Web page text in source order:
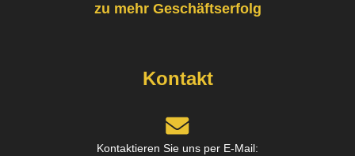
zu mehr Geschäftserfolg
Kontakt
Kontaktieren Sie uns per E-Mail: